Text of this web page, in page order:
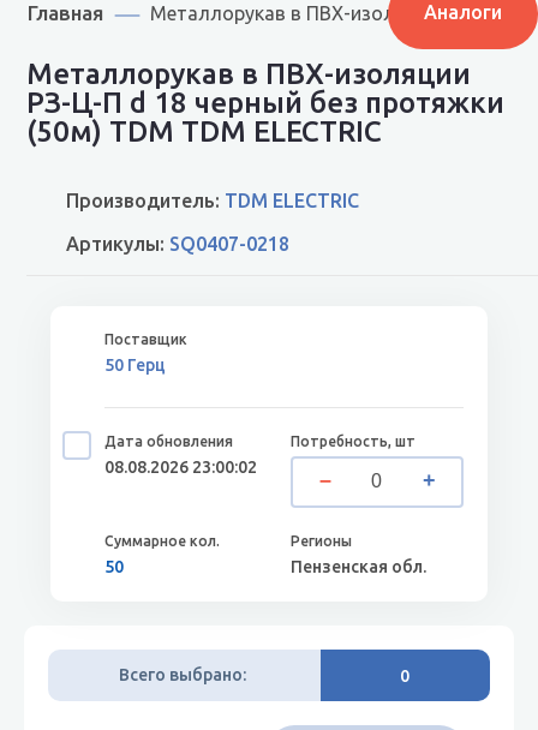
Главная Металлорукав в ПВХ-изоляции РЗ-Ц-П d
Аналоги
Металлорукав в ПВХ-изоляции
РЗ-Ц-П d 18 черный без протяжки
(50м) TDM TDM ELECTRIC
Производитель: TDM ELECTRIC
Артикулы: SQ0407-0218
50 Герц
08.08.2026 23:00:02
50 Пензенская обл.
Всего выбрано: 0